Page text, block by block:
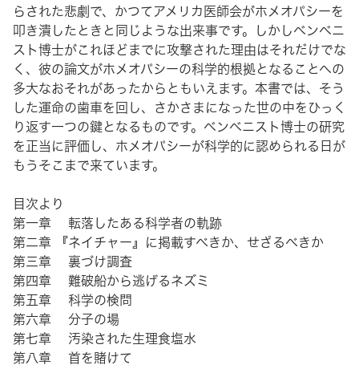
らされた悲劇で、かつてアメリカ医師会がホメオパシーを
叩き潰したときと同じような出来事です。しかしベンベニ
スト博士がこれほどまでに攻撃された理由はそれだけでな
く、彼の論文がホメオパシーの科学的根拠となることへの
多大なおそれがあったからともいえます。本書では、そう
した運命の歯車を回し、さかさまになった世の中をひっく
り返す一つの鍵となるものです。ベンベニスト博士の研究
を正当に評価し、ホメオパシーが科学的に認められる日が
もうそこまで来ています。
目次より
第一章 転落したある科学者の軌跡
第二章 『ネイチャー』に掲載すべきか、せざるべきか
第三章 裏づけ調査
第四章 難破船から逃げるネズミ
第五章 科学の検問
第六章 分子の場
第七章 汚染された生理食塩水
第八章 首を賭けて